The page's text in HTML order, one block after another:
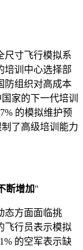
尺寸飞行模拟系
培训中心选择部
防组织对高成本
家的下一代培训
的模拟维护预
了高级培训能力
断增加"
态方面面临挑
飞行员表示模拟
的空军表示缺